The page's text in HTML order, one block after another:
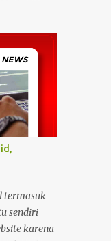
dengan
film,
situs tidak
pada
laptop
termasuk
sendiri
karena